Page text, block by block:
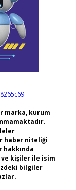
marka, kurum
haber niteliği
hakkında
ve kişiler ile isim
bilgiler